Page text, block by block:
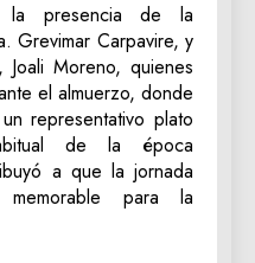
la presencia de la
Grevimar Carpavire, y
Joali Moreno, quienes
el almuerzo, donde
representativo plato
de la época
a que la jornada
para la